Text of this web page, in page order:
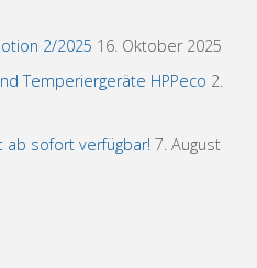
2/2025 16. Oktober 2025
Temperiergeräte HPPeco 2.
ab sofort verfügbar! 7. August